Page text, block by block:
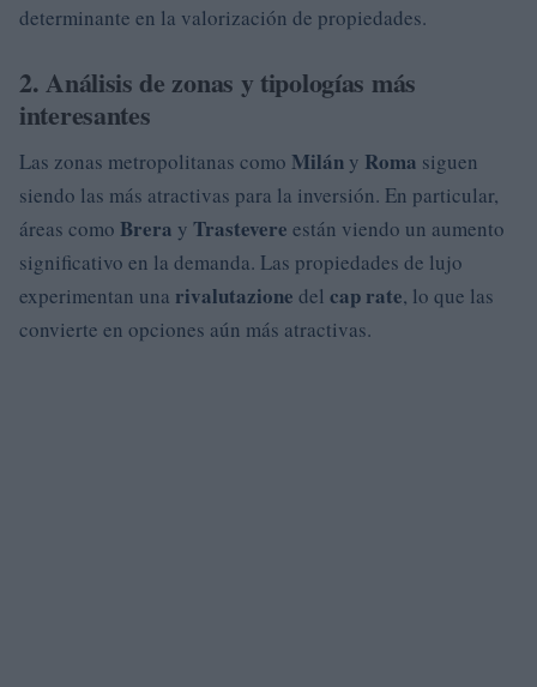
determinante en la valorización de propiedades.
2. Análisis de zonas y tipologías más
interesantes
Las zonas metropolitanas como Milán y Roma siguen
siendo las más atractivas para la inversión. En particular,
áreas como Brera y Trastevere están viendo un aumento
significativo en la demanda. Las propiedades de lujo
experimentan una rivalutazione del cap rate, lo que las
convierte en opciones aún más atractivas.